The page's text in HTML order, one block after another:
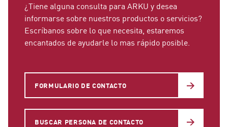
¿Tiene alguna consulta para ARKU y desea
informarse sobre nuestros productos o servicios?
Escríbanos sobre lo que necesita, estaremos
encantados de ayudarle lo mas rápido posible.
FORMULARIO DE CONTACTO
BUSCAR PERSONA DE CONTACTO